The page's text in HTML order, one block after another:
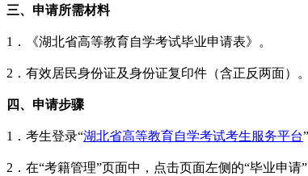
三、申请所需材料
1．《湖北省高等教育自学考试毕业申请表》。
2．有效居民身份证及身份证复印件（含正反两面）
四、申请步骤
1．考生登录“湖北省高等教育自学考试考生服务平台
2．在“考籍管理”页面中，点击页面左侧的“毕业申